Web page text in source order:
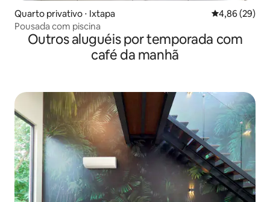
Quarto privativo ⋅ Ixtapa 4,86 de uma
4,86 (29)
Pousada com piscina
Outros aluguéis por temporada com
café da manhã